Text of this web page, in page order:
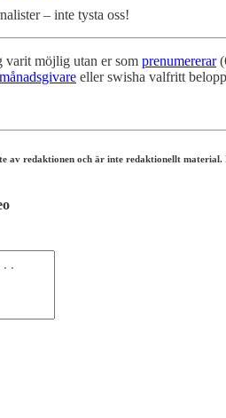
– inte tysta oss!
möjlig utan er som prenumererar
månadsgivare eller swisha valfritt
av redaktionen och är inte redaktionellt